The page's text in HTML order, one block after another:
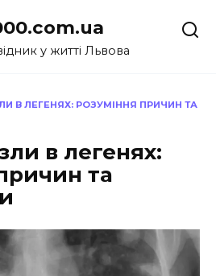
у житті Львова
В ЛЕГЕНЯХ: РОЗУМІННЯ ПРИЧИН ТА
в легенях:
та